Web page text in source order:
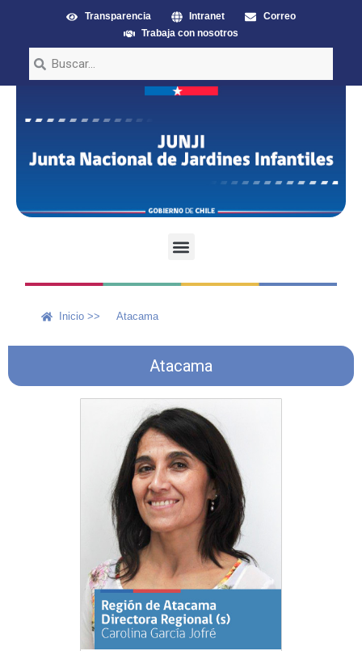
Transparencia Intranet
Correo
Trabaja con nosotros
Inicio >> Atacama
Atacama